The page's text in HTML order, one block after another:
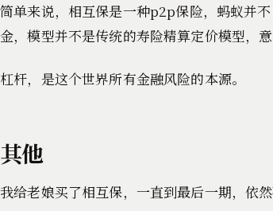
简单来说，相互保是一种p2p保险，蚂蚁并
金，模型并不是传统的寿险精算定价模型，
杠杆，是这个世界所有金融风险的本源。
其他
我给老娘买了相互保，一直到最后一期，依然